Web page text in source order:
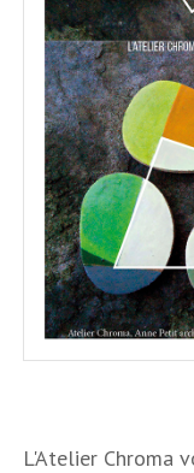
L'Atelier Chroma